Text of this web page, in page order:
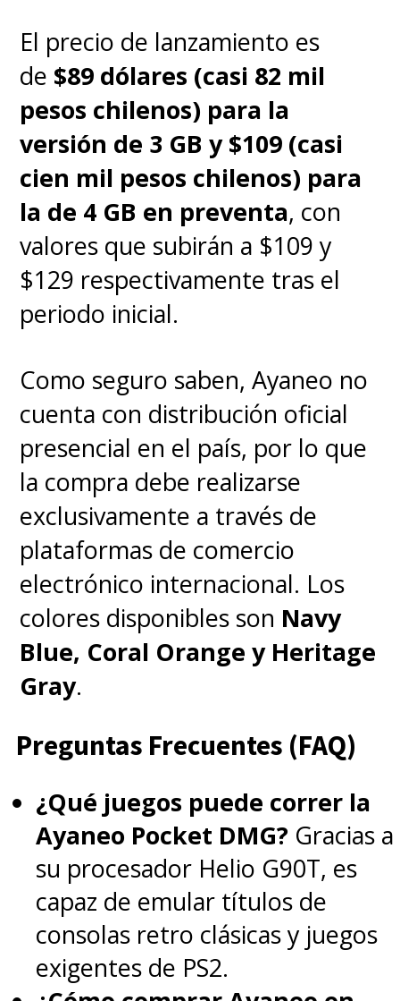
El precio de lanzamiento es
de $89 dólares (casi 82 mil
pesos chilenos) para la
versión de 3 GB y $109 (casi
cien mil pesos chilenos) para
la de 4 GB en preventa, con
valores que subirán a $109 y
$129 respectivamente tras el
periodo inicial.
Como seguro saben, Ayaneo no
cuenta con distribución oficial
presencial en el país, por lo que
la compra debe realizarse
exclusivamente a través de
plataformas de comercio
electrónico internacional. Los
colores disponibles son Navy
Blue, Coral Orange y Heritage
Gray.
Preguntas Frecuentes (FAQ)
¿Qué juegos puede correr la
Ayaneo Pocket DMG? Gracias a
su procesador Helio G90T, es
capaz de emular títulos de
consolas retro clásicas y juegos
exigentes de PS2.